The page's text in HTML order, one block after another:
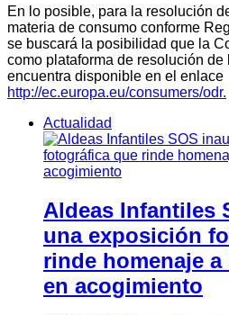
En lo posible, para la resolución
materia de consumo conforme
se buscará la posibilidad que la
como plataforma de resolución
encuentra disponible en el enlace
http://ec.europa.eu/consumers/odr.
Actualidad
Aldeas Infantiles
una exposición
rinde homenaje
en acogimiento